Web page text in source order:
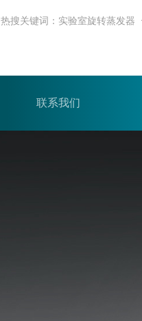
热搜关键词： 实验室旋转蒸发器
联系我们